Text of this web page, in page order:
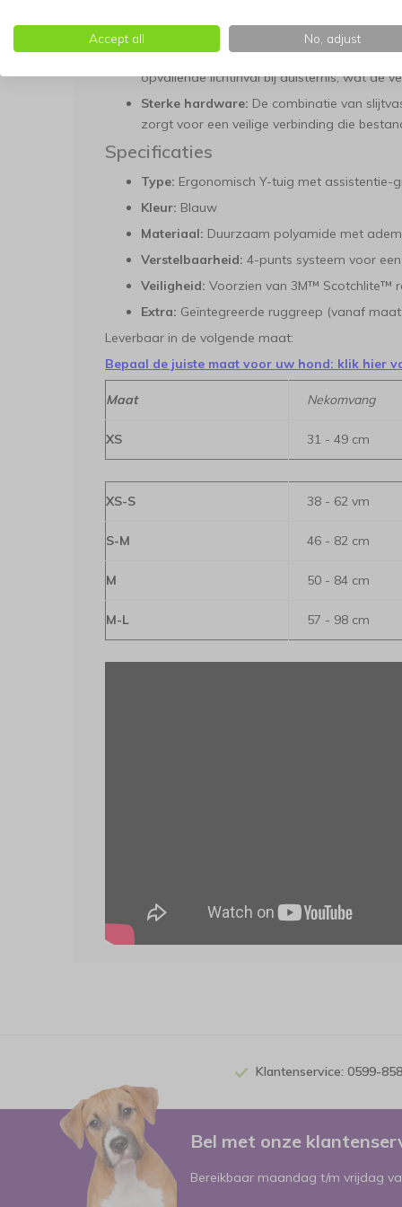
Het tuig is gebouwd om lang mee te gaan en
omstandigheden:
Zichtbaarheid in het donker:De
opvallende lichtinval bij duisternis, wat de
Sterke hardware: De combinatie van
zorgt voor een veilige verbinding die
Specificaties
Type: Ergonomisch Y-tuig met assistentie-
Kleur: Blauw
Materiaal: Duurzaam polyamide met
Verstelbaarheid: 4-punts systeem voor
Veiligheid: Voorzien van 3M™ Scotchlite™
Extra: Geïntegreerde ruggreep (vanaf maat
Leverbaar in de volgende maat:
Bepaal de juiste maat voor uw hond: klik hier
Maat Nekomvang
XS 31 - 49 cm
XS-S 38 - 62 vm
S-M 46 - 82 cm
M 50 - 84 cm
M-L 57 - 98 cm
Klantenservice: 0599-
Bel met onze
Bereikbaar maandag t/m vrijdag
Accept all No, adjust